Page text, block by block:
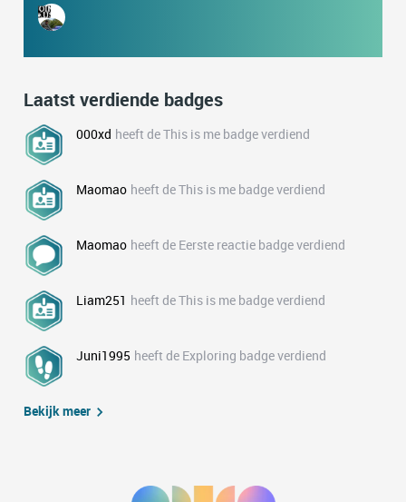
Laatst verdiende badges
000xd heeft de This is me badge verdiend
Maomao heeft de This is me badge verdiend
Maomao heeft de Eerste reactie badge verdiend
Liam251 heeft de This is me badge verdiend
Juni1995 heeft de Exploring badge verdiend
Bekijk meer